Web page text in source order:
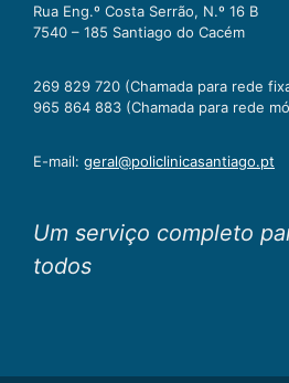
Rua Eng.º Costa Serrão, N.º 16 B
7540 – 185 Santiago do Cacém
269 829 720 (Chamada para rede
965 864 883 (Chamada para rede
E-mail: geral@policlinicasantiago.pt
Um serviço completo
todos